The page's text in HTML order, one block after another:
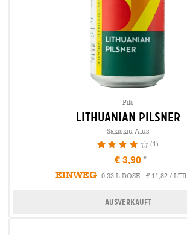
Pils
lithuanian pilsner
Sakiskiu Alus
80% (1)
€ 3,90
EINWEG
0,33 L DOSE - € 11,82 / LTR
Ausverkauft